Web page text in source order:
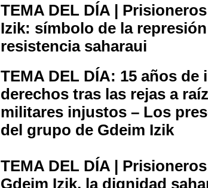
TEMA DEL DÍA |
Izik: símbolo de la
resistencia saharaui
TEMA DEL DÍA: 15 años
derechos tras las rejas a
militares injustos – Los
del grupo de Gdeim Izik
TEMA DEL DÍA |
Gdeim Izik, la dignidad